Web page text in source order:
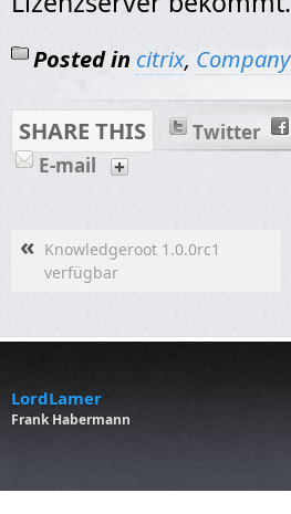
Posted in citrix, Company
SHARE THIS Twitter
E-mail
« Knowledgeroot 1.0.0rc1
verfügbar
LordLamer
Frank Habermann